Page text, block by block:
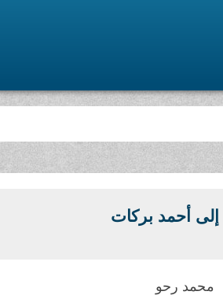
إلى أحمد بركات
محمد رحو